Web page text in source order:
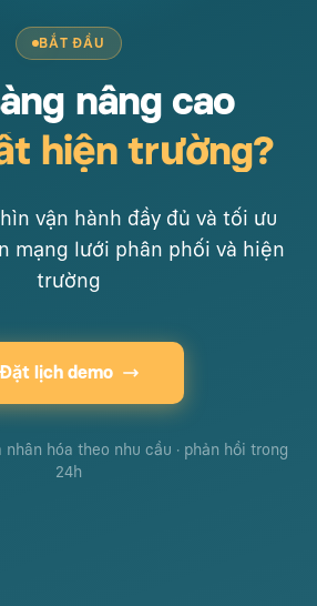
BẮT ĐẦU
nâng cao
hiện trường?
vận hành đầy đủ và tối ưu
mạng lưới phân phối và hiện
trường
Đặt lịch demo
nhân hóa theo nhu cầu · phản hồi trong
24h